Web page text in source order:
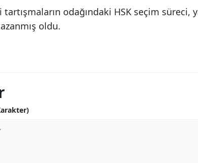
odağındaki HSK seçim süreci,
oldu.